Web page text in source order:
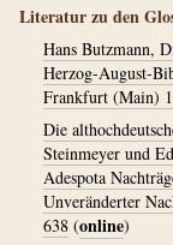
Literatur zu den
Hans Butzmann,
Herzog-August-
Frankfurt (Main)
Die
Steinmeyer und
Adespota
Unveränderter
638 (online)